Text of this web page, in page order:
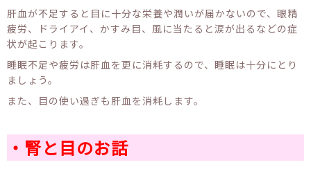
肝血が不足すると目に十分な栄養や潤いが届かないので、眼精
疲労、ドライアイ、かすみ目、風に当たると涙が出るなどの症
状が起こります。
睡眠不足や疲労は肝血を更に消耗するので、睡眠は十分にとり
ましょう。
また、目の使い過ぎも肝血を消耗します。
・腎と目のお話